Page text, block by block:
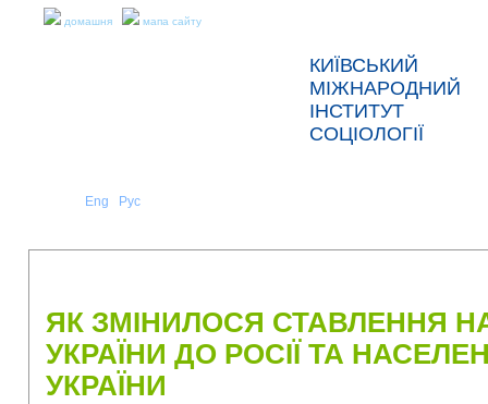
домашня мапа сайту
КИЇВСЬКИЙ
МІЖНАРОДНИЙ
ІНСТИТУТ
СОЦІОЛОГІЇ
Eng Рус
ЯК ЗМІНИЛОСЯ СТАВЛЕННЯ
УКРАЇНИ ДО РОСІЇ ТА
УКРАЇНИ